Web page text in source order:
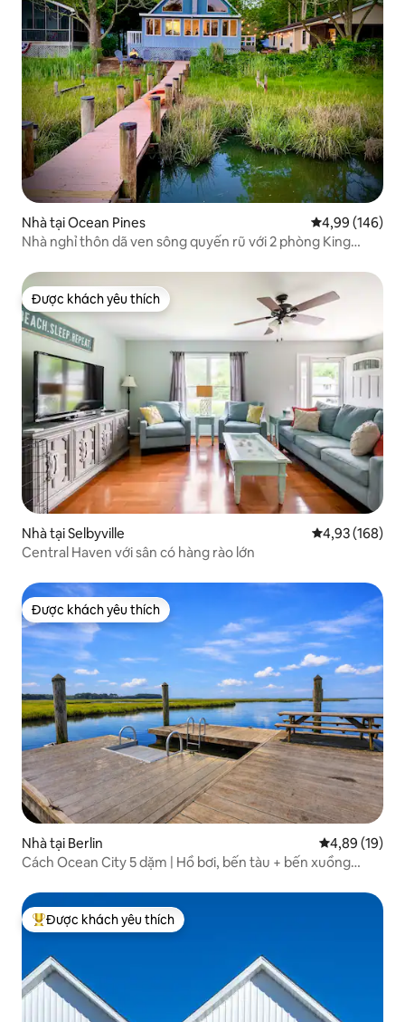
Nhà tại Ocean Pines Xếp hạng
4,99 (146)
Nhà nghỉ thôn dã ven sông quyến rũ với 2 phòng King
Được khách yêu thích
Được khách yêu thích
Nhà tại Selbyville Xếp hạng
4,93 (168)
Central Haven với sân có hàng rào lớn
Được khách yêu thích
Được khách yêu thích
Nhà tại Berlin Xếp hạng
4,89 (19)
Cách Ocean City 5 dặm | Hồ bơi, bến tàu + bến xuồng
Được khách yêu thích nhất
Được khách yêu thích